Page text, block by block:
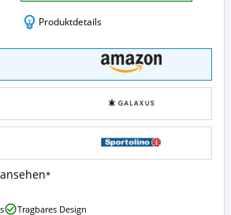
Produktdetails
Tragbares Design